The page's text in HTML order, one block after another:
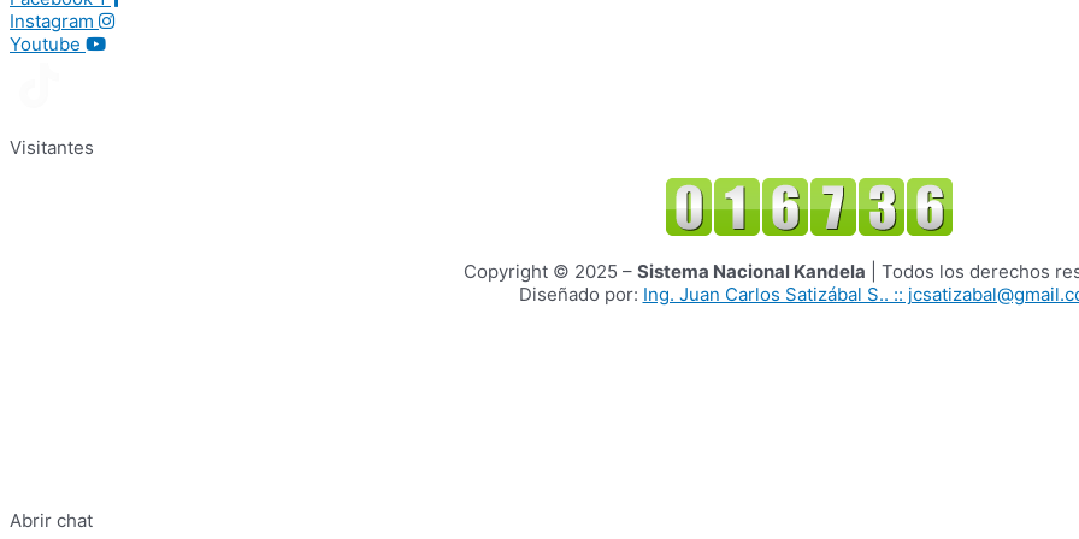
Instagram
Youtube
Visitantes
Copyright © 2025 – Sistema Nacional Kandela | Todos los derechos
Diseñado por: Ing. Juan Carlos Satizábal S.. ::
Abrir chat